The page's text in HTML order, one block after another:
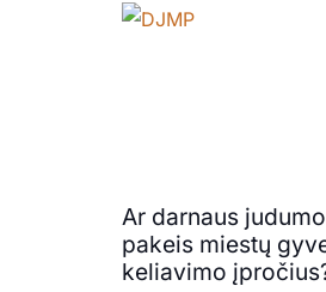
Ar darnaus
pakeis miestų
keliavimo